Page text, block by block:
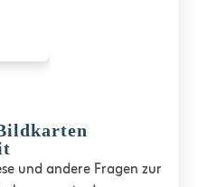
und andere Fragen zur